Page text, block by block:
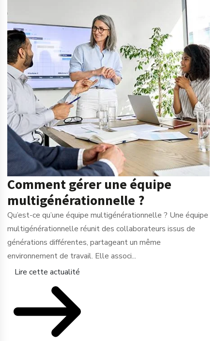
Comment gérer une équipe
multigénérationnelle ?
Qu’est-ce qu’une équipe multigénérationnelle ? Une équipe
multigénérationnelle réunit des collaborateurs issus de
générations différentes, partageant un même
environnement de travail. Elle associ...
Lire cette actualité